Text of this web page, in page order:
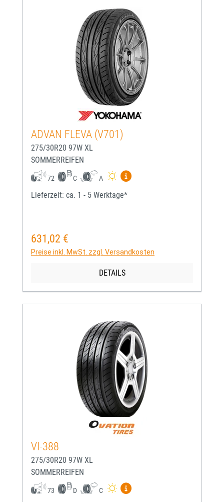
ADVAN FLEVA (V701)
275/30R20 97W XL
SOMMERREIFEN
72 C A
Mehr Informationen zum
Lieferzeit: ca. 1 - 5 Werktage*
Regulärer Preis:
631,02 €
Preise inkl. MwSt. zzgl. Versandkosten
DETAILS
VI-388
275/30R20 97W XL
SOMMERREIFEN
73 D C
Mehr Informationen zum